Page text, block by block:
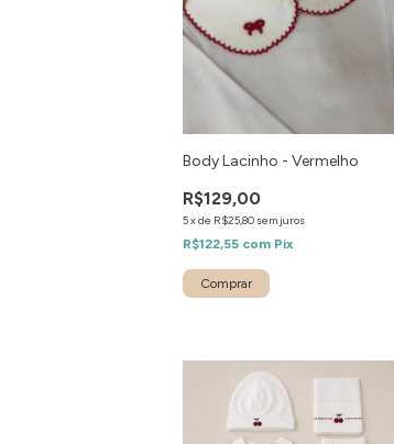
Body Lacinho - Vermelho
R$129,00
5xde R$25,80 sem juros
R$122,55 com Pix